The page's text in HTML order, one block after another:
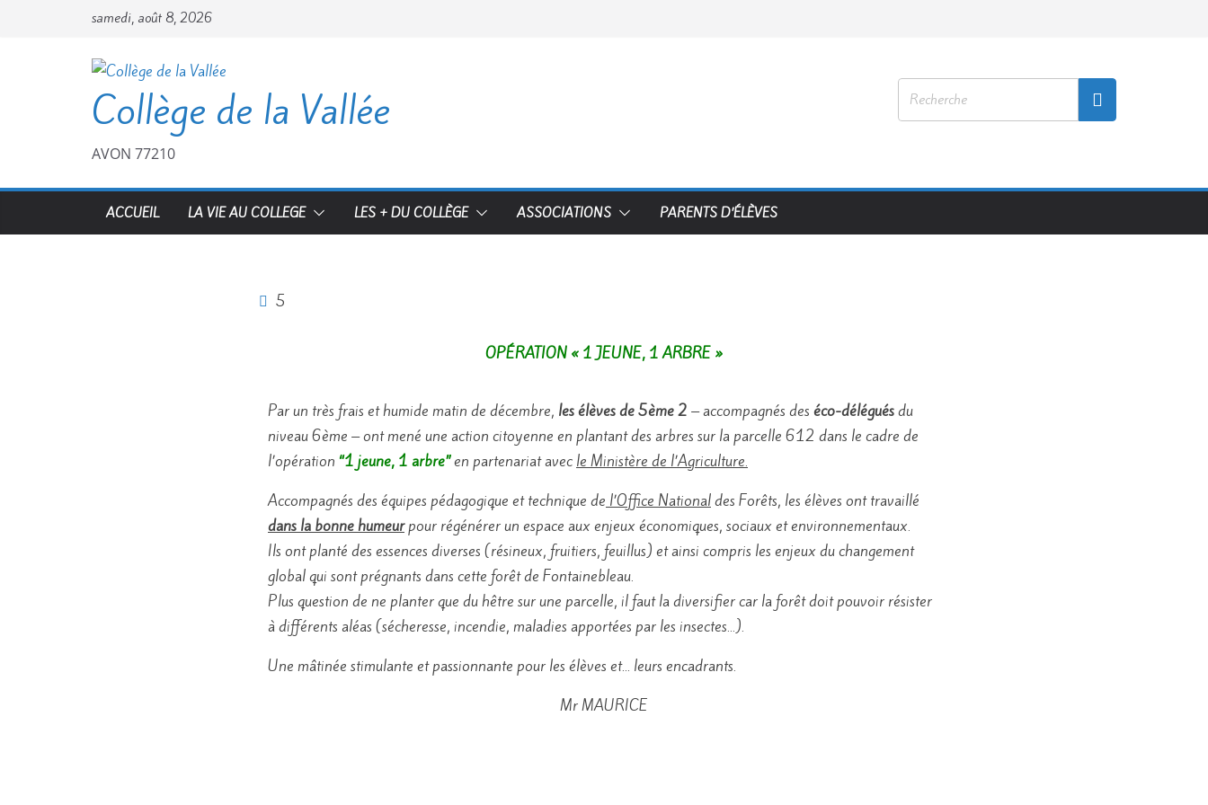
samedi, août 8, 2026
Collège de la Vallée
AVON 77210
ACCUEIL LA VIE AU COLLEGE LES + DU COLLÈGE ASSOCIATIONS PARENTS D’ÉLÈVES
5
OPÉRATION « 1 JEUNE, 1 ARBRE »
Par un très frais et humide matin de décembre, les élèves de 5ème 2 – accompagnés des éco-déléguésdu
niveau 6ème – ont mené une action citoyenne en plantant des arbres sur la parcelle 612 dans le cadre de
l’opération “1 jeune, 1 arbre”en partenariat avec le Ministère de l’Agriculture.
Accompagnés des équipes pédagogique et technique de l’Office Nationaldes Forêts, les élèves ont travaillé
dans la bonne humeurpour régénérer un espace aux enjeux économiques, sociaux et environnementaux.
Ils ont planté des essences diverses (résineux, fruitiers, feuillus) et ainsi compris les enjeux du changement
global qui sont prégnants dans cette forêt de Fontainebleau.
Plus question de ne planter que du hêtre sur une parcelle, il faut la diversifier car la forêt doit pouvoir résister
à différents aléas (sécheresse, incendie, maladies apportées par les insectes…).
Une mâtinée stimulante et passionnante pour les élèves et… leurs encadrants.
Mr MAURICE